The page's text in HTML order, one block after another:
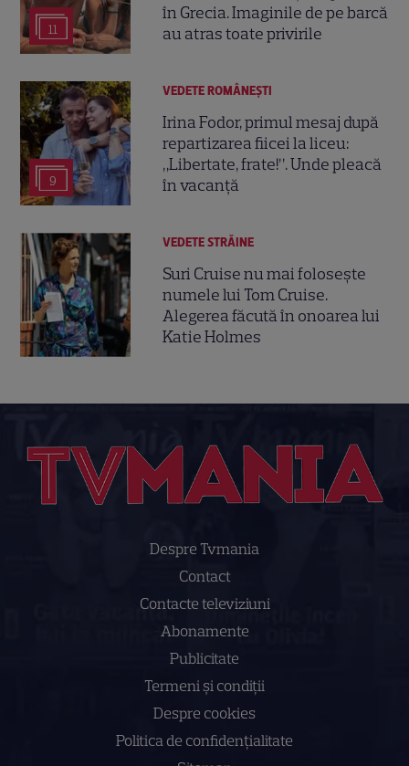
11
în Grecia. Imaginile de pe barcă
au atras toate privirile
9
VEDETE ROMÂNEŞTI
Irina Fodor, primul mesaj după
repartizarea fiicei la liceu:
„Libertate, frate!”. Unde pleacă
în vacanță
VEDETE STRĂINE
Suri Cruise nu mai folosește
numele lui Tom Cruise.
Alegerea făcută în onoarea lui
Katie Holmes
Despre Tvmania
Contact
Contacte televiziuni
Abonamente
Publicitate
Termeni și condiții
Despre cookies
Politica de confidenţialitate